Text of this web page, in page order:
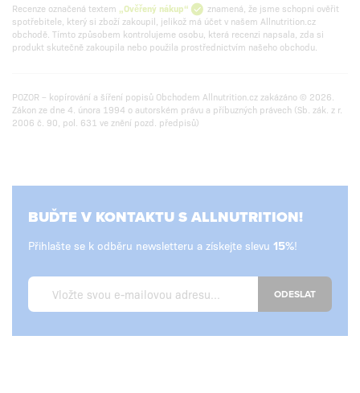
Recenze označená textem „Ověřený nákup“
znamená, že jsme schopni ověřit
spotřebitele, který si zboží zakoupil, jelikož má účet v našem Allnutrition.cz
obchodě. Tímto způsobem kontrolujeme osobu, která recenzi napsala, zda si
produkt skutečně zakoupila nebo použila prostřednictvím našeho obchodu.
POZOR – kopírování a šíření popisů Obchodem Allnutrition.cz zakázáno © 2026.
Zákon ze dne 4. února 1994 o autorském právu a příbuzných právech (Sb. zák. z r.
2006 č. 90, pol. 631 ve znění pozd. předpisů)
BUĎTE V KONTAKTU S ALLNUTRITION!
Přihlašte se k odběru newsletteru a získejte slevu !
ODESLAT